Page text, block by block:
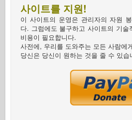
사이트를 지원!
이 사이트의 운영은 관리자의 자원
다. 그럼에도 불구하고 사이트의 기
비용이 필요합니다.
사전에, 우리를 도와주는 모든 사람에
당신은 당신이 원하는 것을 줄 수 있습